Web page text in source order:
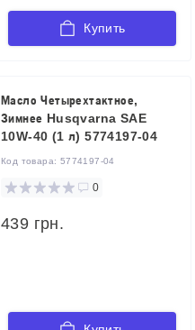
Купить
Масло Четырехтактное,
Зимнее Husqvarna SAE
10W-40 (1 л) 5774197-04
Код товара: 5774197-04
0
439 грн.